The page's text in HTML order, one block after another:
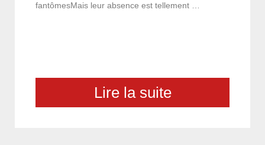
fantômesMais leur absence est tellement …
Lire la suite